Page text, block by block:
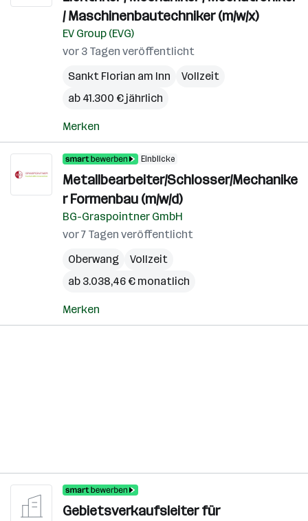
/ Maschinenbautechniker (m/w/x)
EV Group (EVG)
vor 3 Tagen veröffentlicht
Sankt Florian am Inn
Vollzeit
ab 41.300 € jährlich
Merken
Einblicke
Metallbearbeiter/Schlosser/Mechanike
r Formenbau (m/w/d)
BG-Graspointner GmbH
vor 7 Tagen veröffentlicht
Oberwang
Vollzeit
ab 3.038,46 € monatlich
Merken
Gebietsverkaufsleiter für